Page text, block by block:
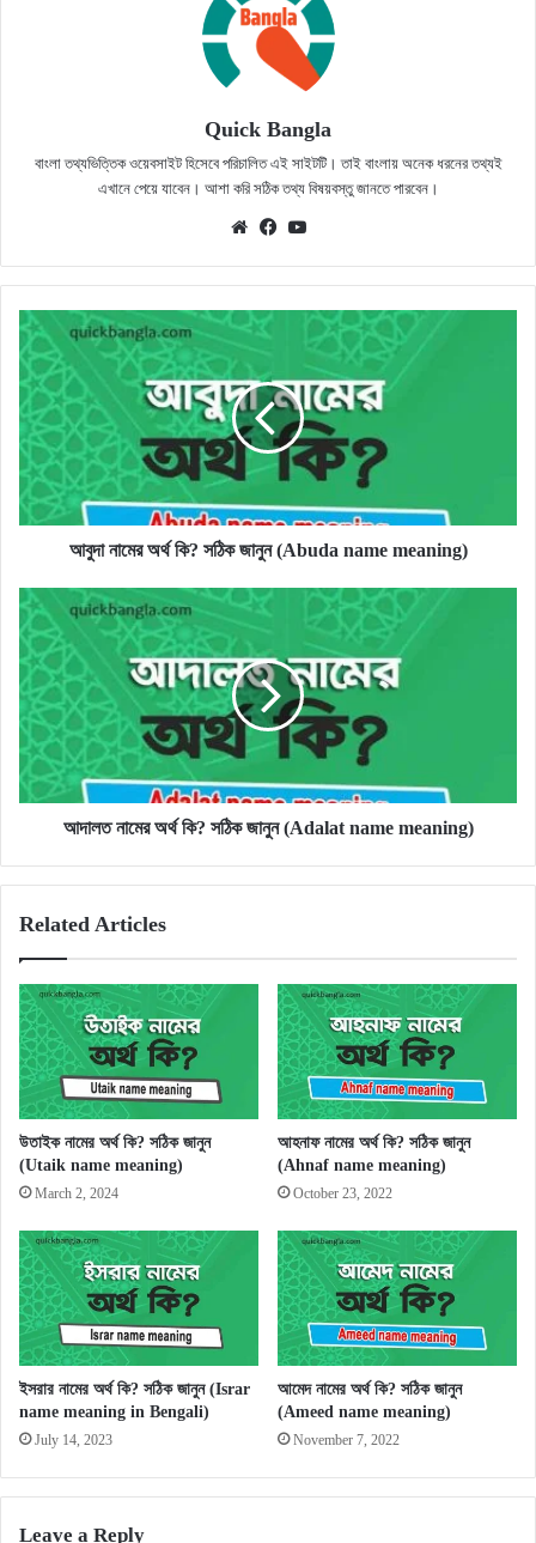
Quick Bangla
বাংলা তথ্যভিত্তিক ওয়েবসাইট হিসেবে পরিচালিত এই সাইটটি। তাই বাংলায় অনেক ধরনের তথ্যই
এখানে পেয়ে যাবেন। আশা করি সঠিক তথ্য বিষয়বস্তু জানতে পারবেন।
WebsiteFacebook
আবুদা
নামের
অর্থ
কি?
সঠিক
জানুন
(Abuda
name
meaning)
আবুদা নামের অর্থ কি? সঠিক জানুন (Abuda name meaning)
আদালত
নামের
অর্থ
কি?
সঠিক
জানুন
(Adalat
name
meaning)
আদালত নামের অর্থ কি? সঠিক জানুন (Adalat name meaning)
Related Articles
উতাইক নামের অর্থ কি? সঠিক জানুন
(Utaik name meaning)
March 2, 2024
আহনাফ নামের অর্থ কি? সঠিক জানুন
(Ahnaf name meaning)
October 23, 2022
ইসরার নামের অর্থ কি? সঠিক জানুন (Israr
name meaning in Bengali)
July 14, 2023
আমেদ নামের অর্থ কি? সঠিক জানুন
(Ameed name meaning)
November 7, 2022
Leave a Reply